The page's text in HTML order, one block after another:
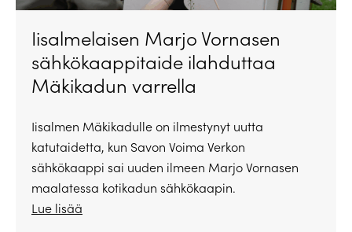
Iisalmelaisen Marjo Vornasen
sähkökaappitaide ilahduttaa
Mäkikadun varrella
Iisalmen Mäkikadulle on ilmestynyt uutta
katutaidetta, kun Savon Voima Verkon
sähkökaappi sai uuden ilmeen Marjo Vornasen
maalatessa kotikadun sähkökaapin.
Lue lisää